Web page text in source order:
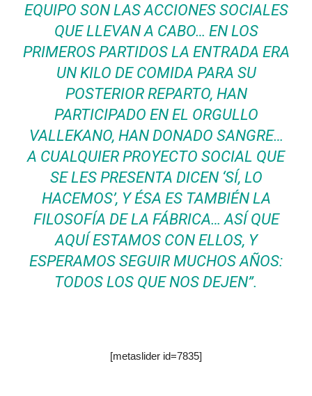
EQUIPO SON LAS ACCIONES SOCIALES
QUE LLEVAN A CABO… EN LOS
PRIMEROS PARTIDOS LA ENTRADA ERA
UN KILO DE COMIDA PARA SU
POSTERIOR REPARTO, HAN
PARTICIPADO EN EL ORGULLO
VALLEKANO, HAN DONADO SANGRE…
A CUALQUIER PROYECTO SOCIAL QUE
SE LES PRESENTA DICEN ‘SÍ, LO
HACEMOS’, Y ÉSA ES TAMBIÉN LA
FILOSOFÍA DE LA FÁBRICA… ASÍ QUE
AQUÍ ESTAMOS CON ELLOS, Y
ESPERAMOS SEGUIR MUCHOS AÑOS:
TODOS LOS QUE NOS DEJEN”.
[metaslider id=7835]